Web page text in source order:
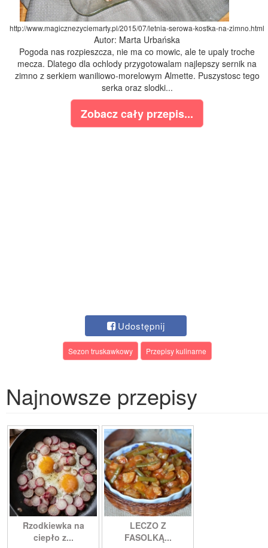
http://www.magicznezyciemarty.pl/2015/07/letnia-serowa-kostka-na-zimno.html
Autor: Marta Urbańska
Pogoda nas rozpieszcza, nie ma co mowic, ale te upaly troche
mecza. Dlatego dla ochlody przygotowalam najlepszy sernik na
zimno z serkiem waniliowo-morelowym Almette. Puszystosc tego
serka oraz slodki...
Zobacz cały przepis...
Udostępnij
Sezon truskawkowy Przepisy kulinarne
Najnowsze przepisy
Rzodkiewka na
ciepło z...
LECZO Z
FASOLKĄ...